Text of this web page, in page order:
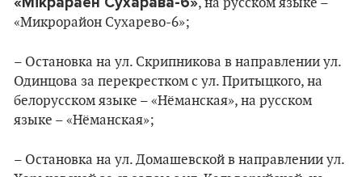
, на русском языке –
«Микрорайон Сухарево-6»;
– Остановка на ул. Скрипникова в направлении ул.
Одинцова за перекрестком с ул. Притыцкого, на
белорусском языке – «Нёманская», на русском
языке – «Нёманская»;
– Остановка на ул. Домашевской в направлении ул.